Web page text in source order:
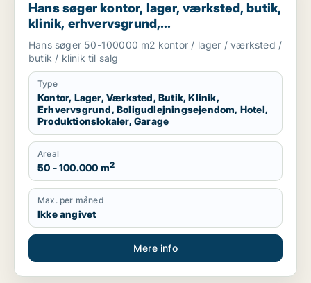
Hans søger kontor, lager, værksted, butik,
klinik, erhvervsgrund,
boligudlejningsejendom, hotel,
produktionslokaler eller garage til salg i
Region Sjælland
Hans søger 50-100000 m2 kontor / lager / værksted /
butik / klinik til salg
Type
Kontor, Lager, Værksted, Butik, Klinik,
Erhvervsgrund, Boligudlejningsejendom, Hotel,
Produktionslokaler, Garage
Areal
50 - 100.000 m2
Max. per måned
Ikke angivet
Mere info